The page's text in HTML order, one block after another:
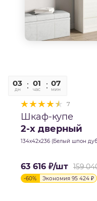
03
дн
01
час
07
мин
7
Шкаф-купе
2-х дверный
134х42х236 (Белый шпон
63 616 ₽/шт 159
-60% Экономия 95 424 ₽